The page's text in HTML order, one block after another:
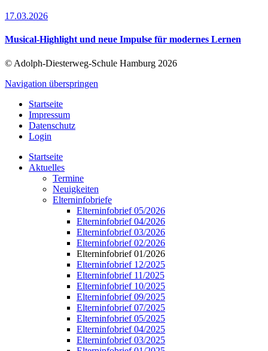
17.03.2026
Musical-Highlight und neue Impulse für modernes Lernen
© Adolph-Diesterweg-Schule Hamburg 2026
Navigation überspringen
Startseite
Impressum
Datenschutz
Login
Startseite
Aktuelles
Termine
Neuigkeiten
Elterninfobriefe
Elterninfobrief 05/2026
Elterninfobrief 04/2026
Elterninfobrief 03/2026
Elterninfobrief 02/2026
Elterninfobrief 01/2026
Elterninfobrief 12/2025
Elterninfobrief 11/2025
Elterninfobrief 10/2025
Elterninfobrief 09/2025
Elterninfobrief 07/2025
Elterninfobrief 05/2025
Elterninfobrief 04/2025
Elterninfobrief 03/2025